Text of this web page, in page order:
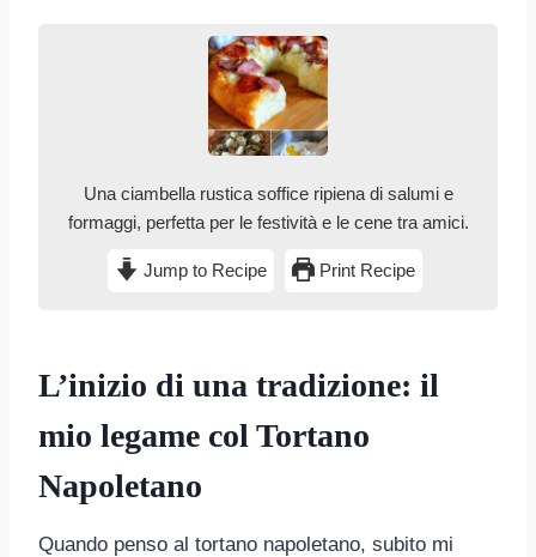
Una ciambella rustica soffice ripiena di salumi e
formaggi, perfetta per le festività e le cene tra amici.
Jump to Recipe Print Recipe
L’inizio di una tradizione: il
mio legame col Tortano
Napoletano
Quando penso al tortano napoletano, subito mi